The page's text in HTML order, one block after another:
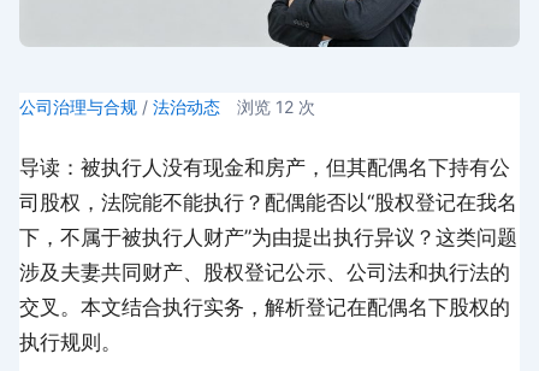
公司治理与合规 / 法治动态 浏览 12 次
导读：被执行人没有现金和房产，但其配偶名下持有公
司股权，法院能不能执行？配偶能否以“股权登记在我名
下，不属于被执行人财产”为由提出执行异议？这类问题
涉及夫妻共同财产、股权登记公示、公司法和执行法的
交叉。本文结合执行实务，解析登记在配偶名下股权的
执行规则。